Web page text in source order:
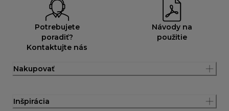
Potrebujete
poradiť?
Kontaktujte nás
Návody na
použitie
Nakupovať
Inšpirácia